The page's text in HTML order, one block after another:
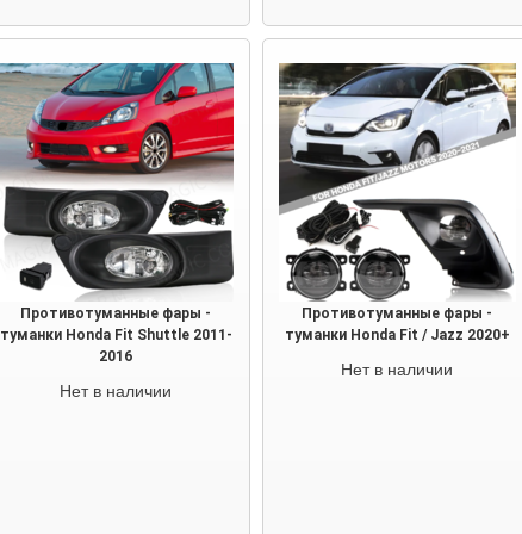
Противотуманные фары -
туманки Honda Fit Shuttle 2011-
2016
Нет в наличии
Противотуманные фары -
туманки Honda Fit / Jazz 2020+
Нет в наличии